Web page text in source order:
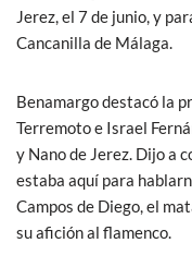
Jerez, el 7 de junio, y
Cancanilla de Málaga.
Benamargo destacó la
Terremoto e Israel
y Nano de Jerez. Dijo a
estaba aquí para
Campos de Diego, el
su afición al flamenco.